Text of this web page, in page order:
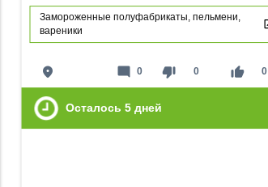
Замороженные полуфабрикаты, пельмени,
вареники
place thumb_down 0 thumb_up 0
mode_comment 0
Осталось 5 дней